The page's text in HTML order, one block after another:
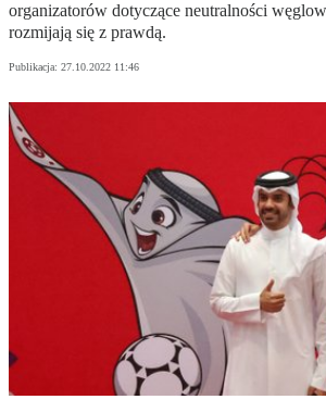
organizatorów dotyczące neutralności
rozmijają się z prawdą.
Publikacja: 27.10.2022 11:46